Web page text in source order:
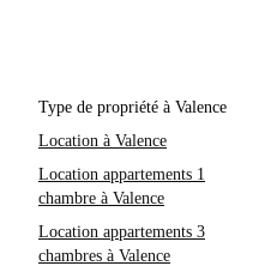
Type de propriété à Valence
Location à Valence
Location appartements 1
chambre à Valence
Location appartements 3
chambres à Valence